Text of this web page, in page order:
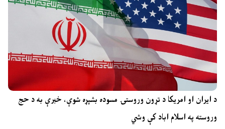
د ایران او امریکا د تړون وروستۍ مسوده بشپړه شوې، خبرې به د حج
وروسته په اسلام اباد کې وشي